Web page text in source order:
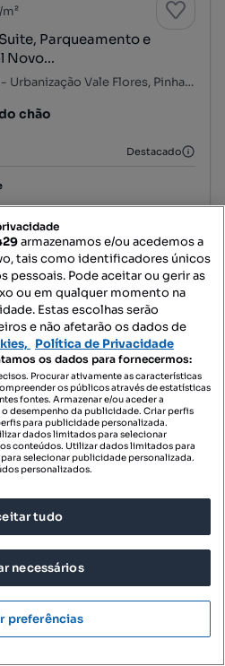
Parqueamento e
Novo...
Rua do Chefe de Estação - Urbanização Vale Flores, Pinhal Novo, Palmela, Setúbal
chão
Destacado
m²
Suite, Varanda,
armazenamos e/ou acedemos a
tais como identificadores únicos
pessoais. Pode aceitar ou gerir as
ou em qualquer momento na
Estas escolhas serão
e não afetarão os dados de
Política de Privacidade
os dados para fornecermos:
Procurar ativamente as características
os públicos através de estatísticas
fontes. Armazenar e/ou aceder a
desempenho da publicidade. Criar perfis
para publicidade personalizada.
dados limitados para selecionar
conteúdos. Utilizar dados limitados para
selecionar publicidade personalizada.
personalizados.
tudo
necessários
preferências